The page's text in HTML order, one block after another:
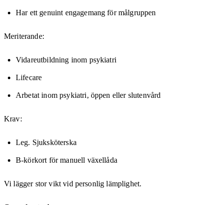
Har ett genuint engagemang för målgruppen
Meriterande:
Vidareutbildning inom psykiatri
Lifecare
Arbetat inom psykiatri, öppen eller slutenvård
Krav:
Leg. Sjuksköterska
B-körkort för manuell växellåda
Vi lägger stor vikt vid personlig lämplighet.